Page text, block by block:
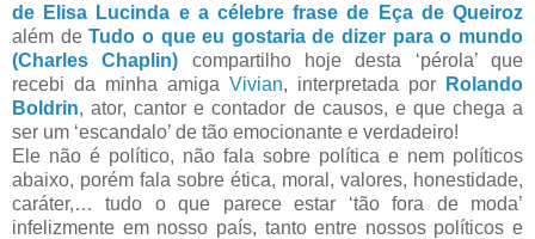
de Elisa Lucinda e a célebre frase de Eça de Queiroz
além deTudo o que eu gostaria de dizer para o mundo
(Charles Chaplin) compartilho hoje desta ‘pérola’ que
recebi da minha amiga Vivian, interpretada por
Rolando
Boldrin, ator, cantor e contador de causos, e que chega a
ser um ‘escandalo’ de tão emocionante e verdadeiro!
Ele não é político, não fala sobre política e nem políticos
abaixo, porém fala sobre ética, moral, valores, honestidade,
caráter,… tudo o que parece estar ‘tão fora de moda’
infelizmente em nosso país, tanto entre nossos políticos e